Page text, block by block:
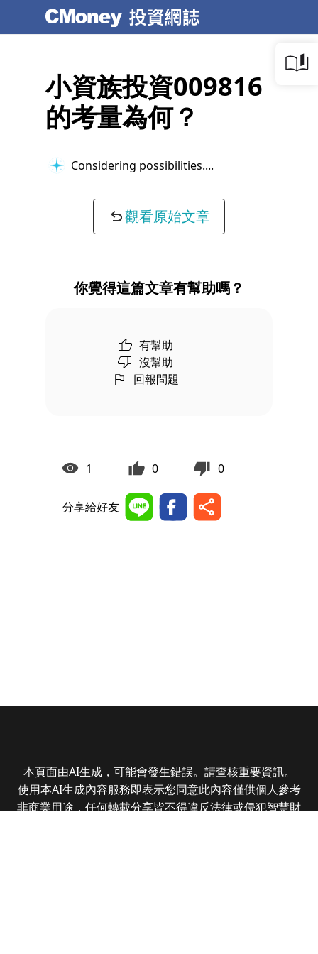
小資族投資009816
的考量為何？
Considering possibilities...
觀看原始文章
你覺得這篇文章有幫助嗎？
有幫助
沒幫助
回報問題
1 0 0
分享給好友
本頁面由AI生成，可能會發生錯誤。請查核重要資訊。
使用本AI生成內容服務即表示您同意此內容僅供個人參考
非商業用途，任何轉載分享皆不得違反法律或侵犯智慧財